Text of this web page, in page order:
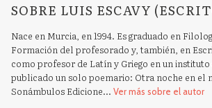
SOBRE LUIS ESCAVY
Nace en Murcia, en 1994. Es graduado en
Formación del profesorado y, también, en
como profesor de Latín y Griego en un
publicado un solo poemario: Otra noche en el
Sonámbulos Edicione... Ver más sobre el autor